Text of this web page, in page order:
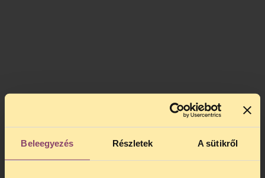
Beleegyezés Részletek A sütikről